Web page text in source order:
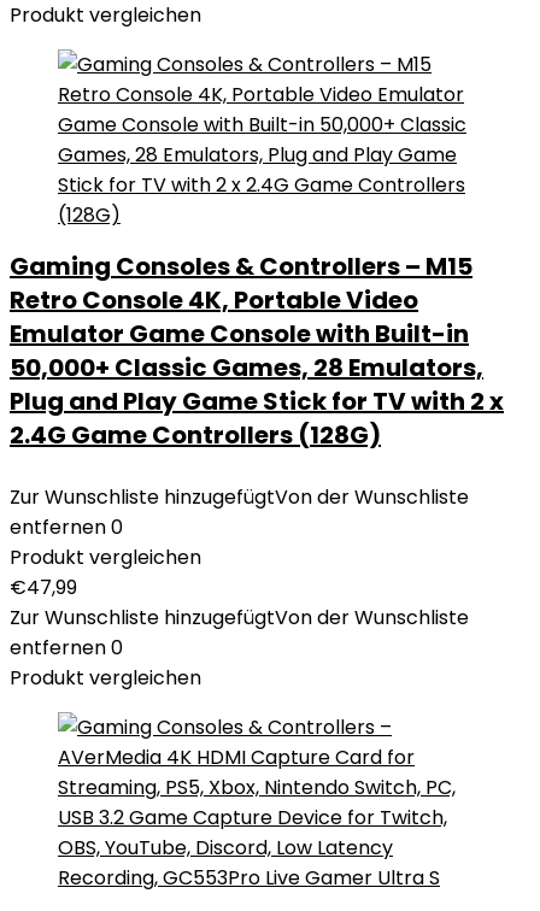
Produkt vergleichen
Gaming Consoles & Controllers – M15
Retro Console 4K, Portable Video
Emulator Game Console with Built-in
50,000+ Classic Games, 28 Emulators,
Plug and Play Game Stick for TV with 2 x
2.4G Game Controllers (128G)
Zur Wunschliste hinzugefügtVon der Wunschliste
entfernen0
Produkt vergleichen
€47,99
Zur Wunschliste hinzugefügtVon der Wunschliste
entfernen0
Produkt vergleichen